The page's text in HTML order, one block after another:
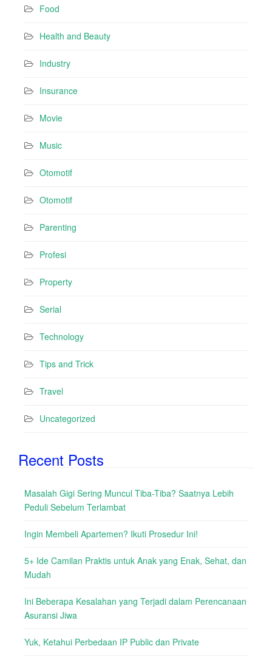
Food
Health and Beauty
Industry
Insurance
Movie
Music
Otomotif
Otomotif
Parenting
Profesi
Property
Serial
Technology
Tips and Trick
Travel
Uncategorized
Recent Posts
Masalah Gigi Sering Muncul Tiba-Tiba? Saatnya Lebih
Peduli Sebelum Terlambat
Ingin Membeli Apartemen? Ikuti Prosedur Ini!
5+ Ide Camilan Praktis untuk Anak yang Enak, Sehat, dan
Mudah
Ini Beberapa Kesalahan yang Terjadi dalam Perencanaan
Asuransi Jiwa
Yuk, Ketahui Perbedaan IP Public dan Private